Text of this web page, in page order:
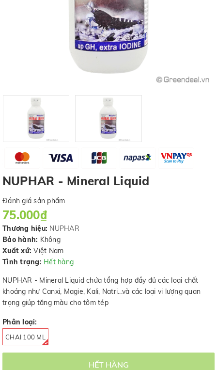
NUPHAR - Mineral Liquid
Đánh giá sản phẩm
75.000₫
Thương hiệu: NUPHAR
Bảo hành: Không
Xuất xứ: Việt Nam
Tình trạng: Hết hàng
NUPHAR - Mineral Liquid chứa tổng hợp đầy đủ các loại chất
khoáng như Canxi, Magie, Kali, Natri...và các loại vi lượng quan
trọng giúp tăng màu cho tôm tép
Phân loại:
CHAI 100 ML
HẾT HÀNG